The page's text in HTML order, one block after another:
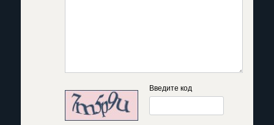
Введите код